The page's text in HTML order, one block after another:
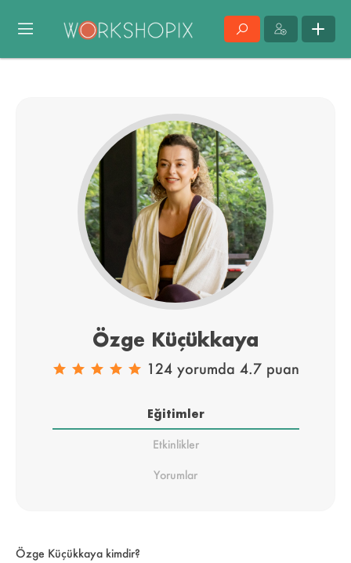
Özge Küçükkaya
124 yorumda 4.7 puan
Eğitimler
Etkinlikler
Yorumlar
Özge Küçükkaya kimdir?